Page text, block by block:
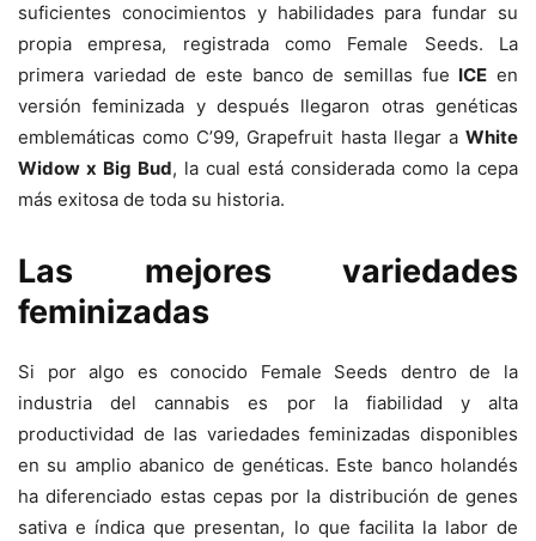
suficientes conocimientos y habilidades para fundar su
propia empresa, registrada como Female Seeds. La
primera variedad de este banco de semillas fue ICE en
versión feminizada y después llegaron otras genéticas
emblemáticas como C’99, Grapefruit hasta llegar a White
Widow x Big Bud, la cual está considerada como la cepa
más exitosa de toda su historia.
Las mejores variedades
feminizadas
Si por algo es conocido Female Seeds dentro de la
industria del cannabis es por la fiabilidad y alta
productividad de las variedades feminizadas disponibles
en su amplio abanico de genéticas. Este banco holandés
ha diferenciado estas cepas por la distribución de genes
sativa e índica que presentan, lo que facilita la labor de